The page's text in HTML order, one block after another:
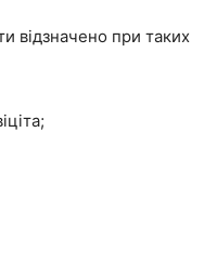
відзначено при таких